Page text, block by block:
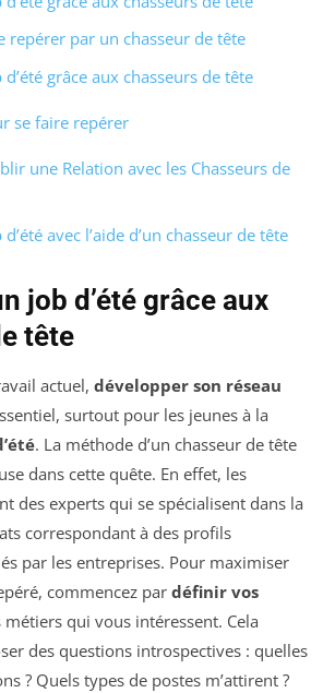
repérer par un chasseur de tête
grâce aux chasseurs de tête
se faire repérer
une Relation avec les Chasseurs de
avec l’aide d’un chasseur de tête
job d’été grâce aux
tête
actuel, développer son réseau
surtout pour les jeunes à la
. La méthode d’un chasseur de tête
dans cette quête. En effet, les
des experts qui se spécialisent dans la
correspondant à des profils
par les entreprises. Pour maximiser
commencez par définir vos
métiers qui vous intéressent. Cela
des questions introspectives : quelles
? Quels types de postes m’attirent ?